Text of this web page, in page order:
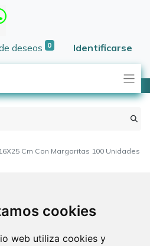
cookies
web utiliza cookies y
deseos 0 Identificarse
Cm Con Margaritas 100 Unidades